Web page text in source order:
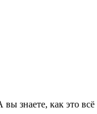
знаете, как это всё